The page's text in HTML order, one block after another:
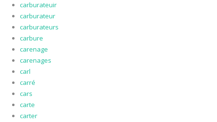
carburateuir
carburateur
carburateurs
carbure
carenage
carenages
carl
carré
cars
carte
carter